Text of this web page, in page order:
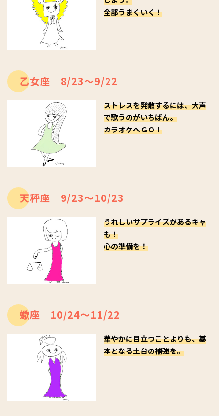
全部うまくいく！
乙女座 8/23～9/22
ストレスを発散するには、大声
で歌うのがいちばん。
カラオケへＧＯ！
天秤座 9/23～10/23
うれしいサプライズがあるキャ
も！
心の準備を！
蠍座 10/24～11/22
華やかに目立つことよりも、基
本となる土台の補強を。